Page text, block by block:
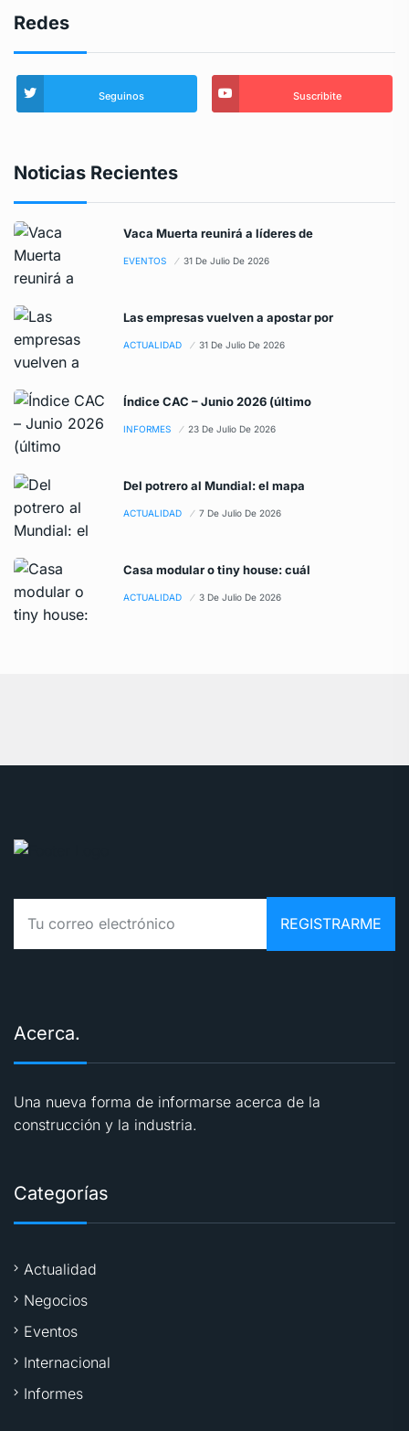
Redes
Seguinos Suscribite
Noticias Recientes
Vaca Muerta reunirá a líderes de
EVENTOS 31 De Julio De 2026
Las empresas vuelven a apostar por
ACTUALIDAD 31 De Julio De 2026
Índice CAC – Junio 2026 (último
INFORMES 23 De Julio De 2026
Del potrero al Mundial: el mapa
ACTUALIDAD 7 De Julio De 2026
Casa modular o tiny house: cuál
ACTUALIDAD 3 De Julio De 2026
Acerca.
Una nueva forma de informarse acerca de la
construcción y la industria.
Categorías
Actualidad
Negocios
Eventos
Internacional
Informes